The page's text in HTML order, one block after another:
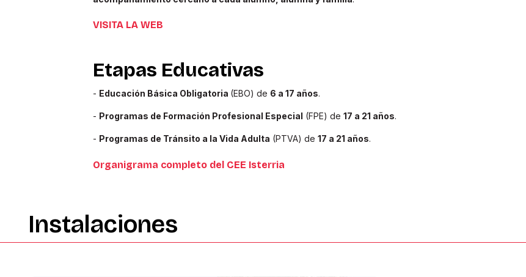
VISITA LA WEB
Etapas Educativas
- Educación Básica Obligatoria (EBO) de 6 a 17 años.
- Programas de Formación Profesional Especial (FPE) de 17 a 21 años.
- Programas de Tránsito a la Vida Adulta (PTVA) de 17 a 21 años.
Organigrama completo del CEE Isterria
Instalaciones